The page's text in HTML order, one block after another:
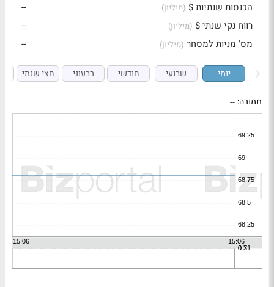
הכנסות שנתיות $ (מיליון)
--
רווח נקי שנתי $ (מיליון)
--
מס' מניות למסחר (מיליון) --
יומי שבועי חודשי רבעוני חצי שנתי
תמורה: --